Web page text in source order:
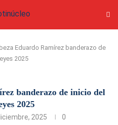
Eduardo Ramírez banderazo de
2025
banderazo de inicio del
2025
2025
0